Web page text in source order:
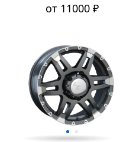
от 11000 ₽